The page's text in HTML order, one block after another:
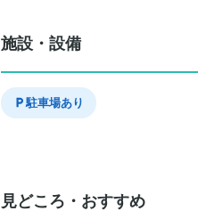
施設・設備
駐車場あり
見どころ・おすすめ